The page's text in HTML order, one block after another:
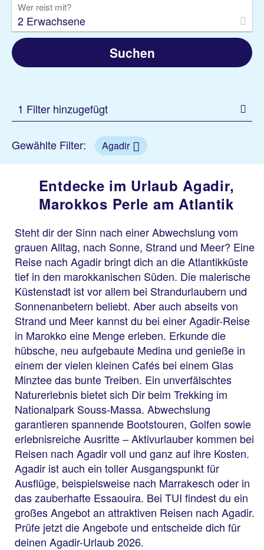
Wer reist mit?
2 Erwachsene
Suchen
1 Filter hinzugefügt
Gewählte Filter: Agadir
Entdecke im Urlaub Agadir,
Marokkos Perle am Atlantik
Steht dir der Sinn nach einer Abwechslung vom
grauen Alltag, nach Sonne, Strand und Meer? Eine
Reise nach Agadir bringt dich an die Atlantikküste
tief in den marokkanischen Süden. Die malerische
Küstenstadt ist vor allem bei Strandurlaubern und
Sonnenanbetern beliebt. Aber auch abseits von
Strand und Meer kannst du bei einer Agadir-Reise
in Marokko eine Menge erleben. Erkunde die
hübsche, neu aufgebaute Medina und genieße in
einem der vielen kleinen Cafés bei einem Glas
Minztee das bunte Treiben. Ein unverfälschtes
Naturerlebnis bietet sich Dir beim Trekking im
Nationalpark Souss-Massa. Abwechslung
garantieren spannende Bootstouren, Golfen sowie
erlebnisreiche Ausritte – Aktivurlauber kommen bei
Reisen nach Agadir voll und ganz auf ihre Kosten.
Agadir ist auch ein toller Ausgangspunkt für
Ausflüge, beispielsweise nach Marrakesch oder in
das zauberhafte Essaouira. Bei TUI findest du ein
großes Angebot an attraktiven Reisen nach Agadir.
Prüfe jetzt die Angebote und entscheide dich für
deinen Agadir-Urlaub 2026.